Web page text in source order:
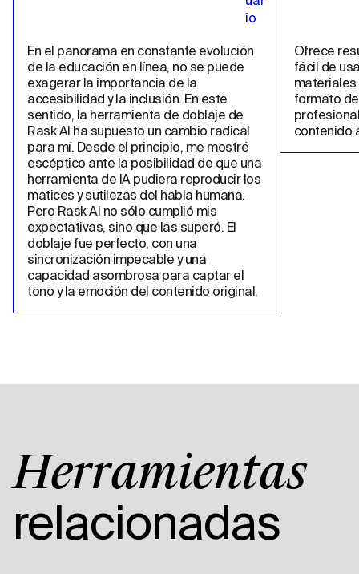
En el panorama en constante evolución
de la educación en línea, no se puede
exagerar la importancia de la
accesibilidad y la inclusión. En este
sentido, la herramienta de doblaje de
Rask AI ha supuesto un cambio radical
para mí. Desde el principio, me mostré
escéptico ante la posibilidad de que una
herramienta de IA pudiera reproducir los
matices y sutilezas del habla humana.
Pero Rask AI no sólo cumplió mis
expectativas, sino que las superó. El
doblaje fue perfecto, con una
sincronización impecable y una
capacidad asombrosa para captar el
tono y la emoción del contenido original.
Ofrece
fácil de
materiales
formato
contenido
Herramientas
relacionadas